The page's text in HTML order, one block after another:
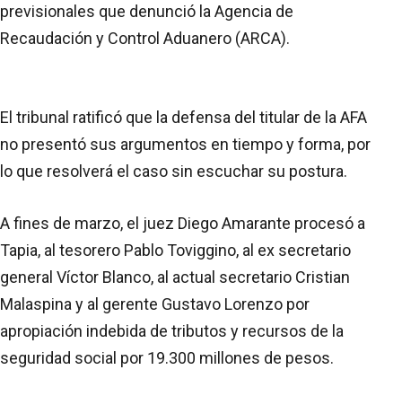
previsionales que denunció la Agencia de
Recaudación y Control Aduanero (ARCA).
El tribunal ratificó que la defensa del titular de la AFA
no presentó sus argumentos en tiempo y forma, por
lo que resolverá el caso sin escuchar su postura.
A fines de marzo, el juez Diego Amarante procesó a
Tapia, al tesorero Pablo Toviggino, al ex secretario
general Víctor Blanco, al actual secretario Cristian
Malaspina y al gerente Gustavo Lorenzo por
apropiación indebida de tributos y recursos de la
seguridad social por 19.300 millones de pesos.